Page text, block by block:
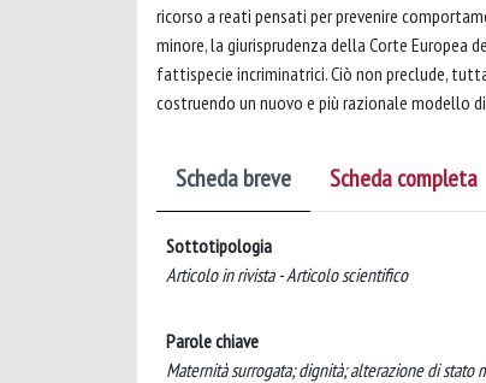
ricorso a reati pensati per prevenire
minore, la giurisprudenza della Corte Europea
fattispecie incriminatrici. Ciò non preclude,
costruendo un nuovo e più razionale modello
Scheda breve Scheda completa
Sottotipologia
Articolo in rivista - Articolo scientifico
Parole chiave
Maternità surrogata; dignità; alterazione di